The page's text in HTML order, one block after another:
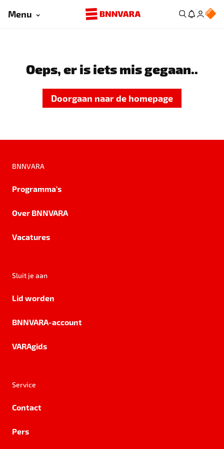
Menu
Oeps, er is iets mis gegaan..
Doorgaan naar de homepage
BNNVARA
Programma's
Over BNNVARA
Vacatures
Sluit je aan
Lid worden
BNNVARA-account
VARAgids
Service
Contact
Pers